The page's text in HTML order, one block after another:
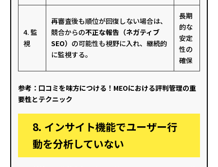
4. 監
視
再審査後も順位が回復しない場合は、
競合からの不正な報告（ネガティブ
SEO） の可能性も視野に入れ、継続的
に監視する。
長期
的な
安定
性の
確保
参考： 口コミを味方につける！MEOにおける評判管理の重
要性とテクニック
8. インサイト機能でユーザー行
動を分析していない